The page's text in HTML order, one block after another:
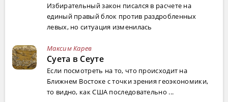
Избирательный закон писался в расчете на
единый правый блок против раздробленных
левых, но ситуация изменилась
Максим Карев
Суета в Сеуте
Если посмотреть на то, что происходит на
Ближнем Востоке с точки зрения геоэкономики,
то видно, как США последовательно ...